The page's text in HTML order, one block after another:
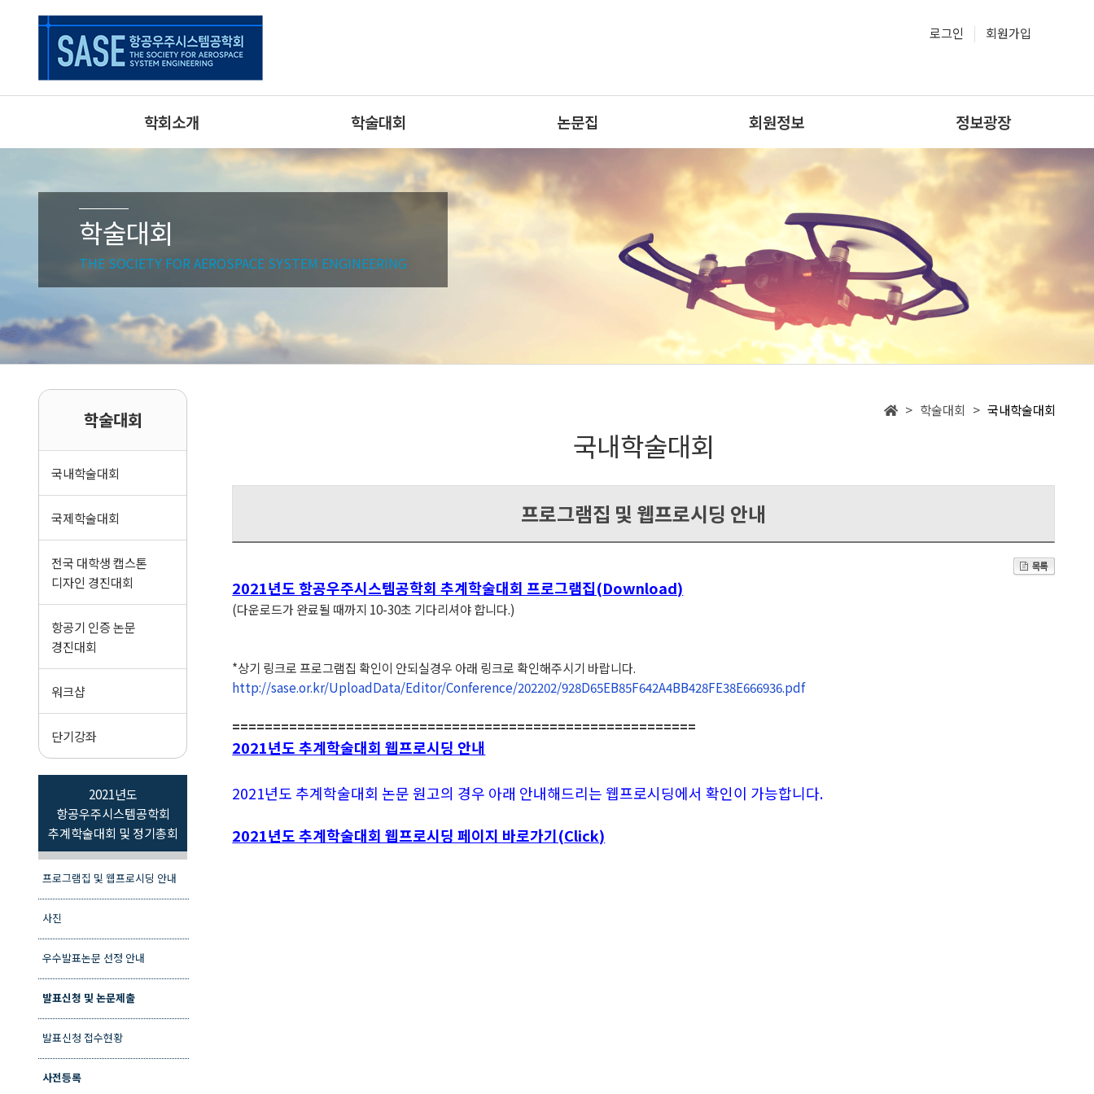
로그인 회원가입
학회소개 학술대회 논문집 회원정보 정보광장
학술대회
THE SOCIETY FOR AEROSPACE SYSTEM ENGINEERING
학술대회
국내학술대회
국제학술대회
전국 대학생 캡스톤
디자인 경진대회
항공기 인증 논문
경진대회
워크샵
단기강좌
2021년도
항공우주시스템공학회
추계학술대회 및 정기총회
프로그램집 및 웹프로시딩 안내
사진
우수발표논문 선정 안내
발표신청 및 논문제출
발표신청 접수현황
사전등록
> 학술대회 >국내학술대회
국내학술대회
프로그램집 및 웹프로시딩 안내
2021년도 항공우주시스템공학회 추계학술대회 프로그램집(Download)
(다운로드가 완료될 때까지 10-30초 기다리셔야 합니다.)
*상기 링크로 프로그램집 확인이 안되실경우 아래 링크로 확인해주시기 바랍니다.
http://sase.or.kr/UploadData/Editor/Conference/202202/928D65EB85F642A4BB428FE38E666936.pdf
=========================================================
2021년도 추계학술대회 웹프로시딩 안내
2021년도 추계학술대회 논문 원고의 경우 아래 안내해드리는 웹프로시딩에서 확인이 가능합니다.
2021년도 추계학술대회 웹프로시딩 페이지 바로가기(Click)